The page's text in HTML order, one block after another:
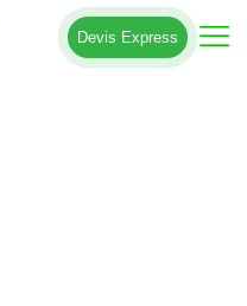
Devis Express